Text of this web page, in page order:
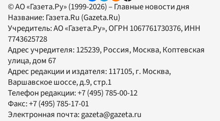
© АО «Газета.Ру» (1999-2026) – Главные новости дня
Название: Газета.Ru (Gazeta.Ru)
Учредитель:АО «Газета.Ру», ОГРН 1067761730376, ИНН
7743625728
Адрес учредителя: 125239, Россия, Москва, Коптевская
улица, дом 67
Адрес редакции и издателя: 117105, г. Москва,
Варшавское шоссе, д.9, стр.1
Телефон редакции:+7 (495) 785-00-12
Факс:+7 (495) 785-17-01
Электронная почта:gazeta@gazeta.ru